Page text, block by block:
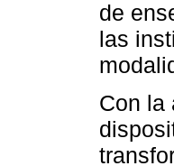
de
las
Con la